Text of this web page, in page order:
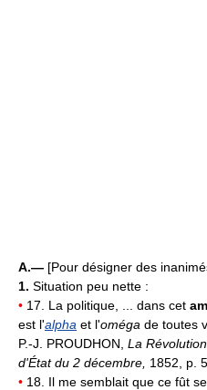
A.— [Pour désigner des
1. Situation peu nette :
• 17. La politique, ... dans cet
est l'alpha et l'oméga de toutes
P.-J. PROUDHON, La
d'État du 2 décembre, 1852, p. 5.
• 18. Il me semblait que ce fût